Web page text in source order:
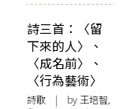
詩三首：〈留
下來的人〉、
〈成名前〉、
〈行為藝術〉
詩歌 | by 王培智,